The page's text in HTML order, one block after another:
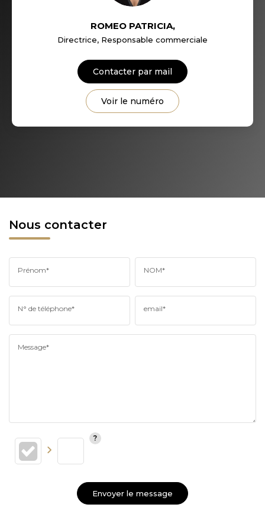
ROMEO PATRICIA,
Directrice, Responsable commerciale
Contacter par mail
Voir le numéro
Nous contacter
Prénom* NOM*
N° de téléphone* email*
Message*
Envoyer le message